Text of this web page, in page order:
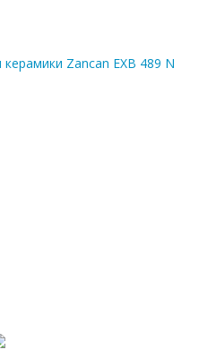
Zancan EXB 489 N